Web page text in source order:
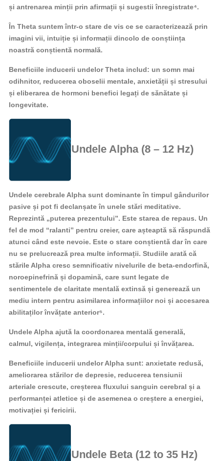
și antrenarea minții prin afirmații și sugestii înregistrate⁴.
În Theta suntem într-o stare de vis ce se caracterizează prin
imagini vii, intuiție și informații dincolo de conștiința
noastră conștientă normală.
Beneficiile inducerii undelor Theta includ: un somn mai
odihnitor, reducerea oboselii mentale, anxietății și stresului
și eliberarea de hormoni benefici legați de sănătate și
longevitate.
Undele Alpha (8 – 12 Hz)
Undele cerebrale Alpha sunt dominante în timpul gândurilor
pasive și pot fi declanșate în unele stări meditative.
Reprezintă „puterea prezentului”. Este starea de repaus. Un
fel de mod “ralanti” pentru creier, care așteaptă să răspundă
atunci când este nevoie. Este o stare conștientă dar în care
nu se prelucrează prea multe informații. Studiile arată că
stările Alpha cresc semnificativ nivelurile de beta-endorfină,
noroepinefrină și dopamină, care sunt legate de
sentimentele de claritate mentală extinsă și generează un
mediu intern pentru asimilarea informațiilor noi și accesarea
abilitaților învățate anterior⁵.
Undele Alpha ajută la coordonarea mentală generală,
calmul, vigilența, integrarea minții/corpului și învățarea.
Beneficiile inducerii undelor Alpha sunt: anxietate redusă,
ameliorarea stărilor de depresie, reducerea tensiunii
arteriale crescute, creșterea fluxului sanguin cerebral și a
performanței atletice și de asemenea o creștere a energiei,
motivației și fericirii.
Undele Beta (12 to 35 Hz)